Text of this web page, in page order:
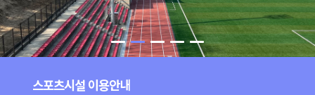
스포츠시설 이용안내